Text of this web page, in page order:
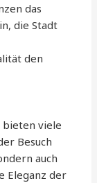
das
die Stadt
den
bieten viele
Besuch
auch
Eleganz der